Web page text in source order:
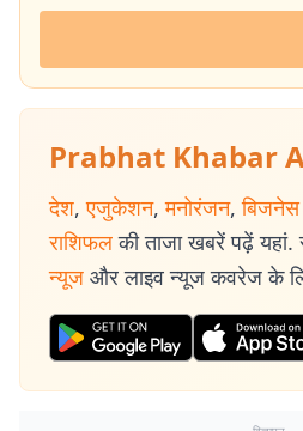
Prabhat Khabar
देश, एजुकेशन, मनोरंजन,
राशिफल की ताजा खबरें पढ़ें यहां.
न्यूज और लाइव न्यूज कवरेज के